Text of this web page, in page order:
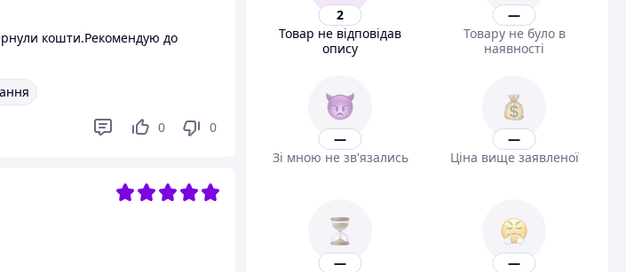
кошти.Рекомендую до
0 0
2
Товар не відповідав
опису
—
Товару не було в
наявності
—
Зі мною не зв'язались
—
Ціна вище заявленої
—
—